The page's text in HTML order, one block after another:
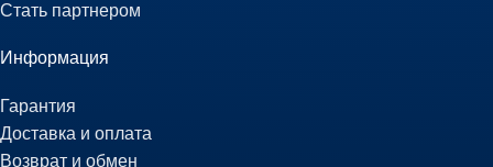
Стать партнером
Информация
Гарантия
Доставка и оплата
Возврат и обмен